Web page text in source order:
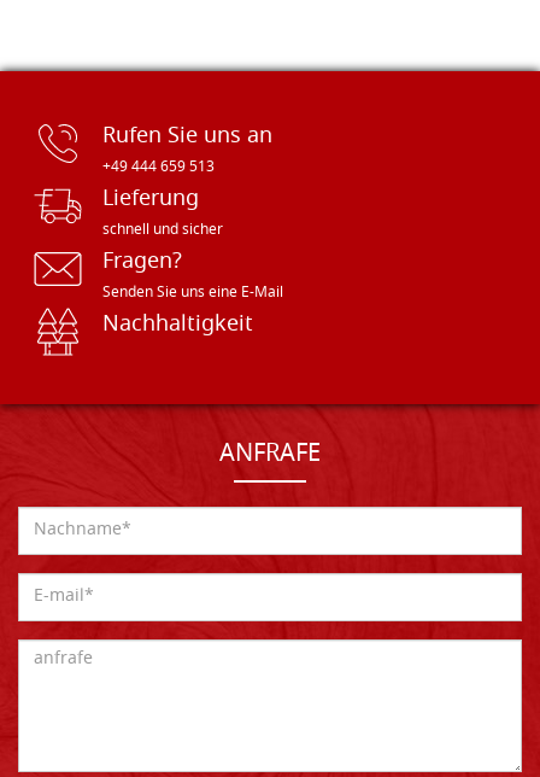
Rufen Sie uns an
+49 444 659 513
Lieferung
schnell und sicher
Fragen?
Senden Sie uns eine E-Mail
Nachhaltigkeit
ANFRAFE